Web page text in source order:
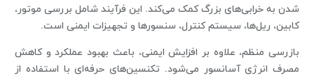
شدن به خرابی‌های بزرگ کمک می‌کند. این فرآیند شامل بررسی موتور،
کابین، ریل‌ها، سیستم کنترل، سنسورها و تجهیزات ایمنی است.
بازرسی منظم، علاوه بر افزایش ایمنی، باعث بهبود عملکرد و کاهش
مصرف انرژی آسانسور می‌شود. تکنسین‌های حرفه‌ای با استفاده از